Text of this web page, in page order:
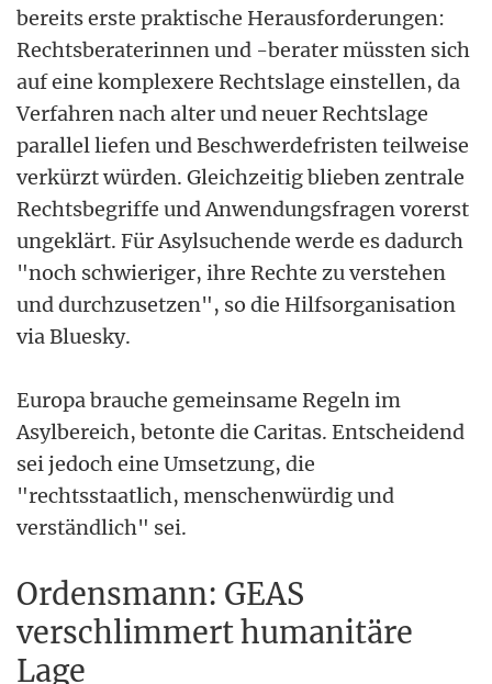
bereits erste praktische Herausforderungen:
Rechtsberaterinnen und -berater müssten sich
auf eine komplexere Rechtslage einstellen, da
Verfahren nach alter und neuer Rechtslage
parallel liefen und Beschwerdefristen teilweise
verkürzt würden. Gleichzeitig blieben zentrale
Rechtsbegriffe und Anwendungsfragen vorerst
ungeklärt. Für Asylsuchende werde es dadurch
"noch schwieriger, ihre Rechte zu verstehen
und durchzusetzen", so die Hilfsorganisation
via Bluesky.
Europa brauche gemeinsame Regeln im
Asylbereich, betonte die Caritas. Entscheidend
sei jedoch eine Umsetzung, die
"rechtsstaatlich, menschenwürdig und
verständlich" sei.
Ordensmann: GEAS
verschlimmert humanitäre
Lage